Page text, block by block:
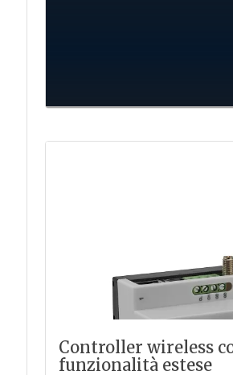
Controller wireless
funzionalità estese